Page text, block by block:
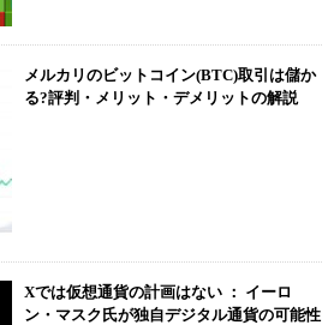
メルカリのビットコイン(BTC)取引は儲か
る?評判・メリット・デメリットの解説
Xでは仮想通貨の計画はない ： イーロ
ン・マスク氏が独自デジタル通貨の可能性